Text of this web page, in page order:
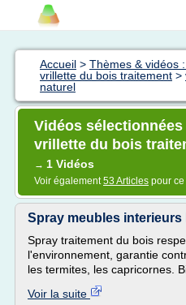
Accueil > Thèmes & vidéos
vrillette du bois traitement >
naturel
Vidéos
vrillette du bois
→ 1 Vidéos
Voir également53 Articles pour ce
Spray meubles interieurs
Spray traitement du bois
l'environnement, garantie
les termites, les capricornes.
Voir la suite